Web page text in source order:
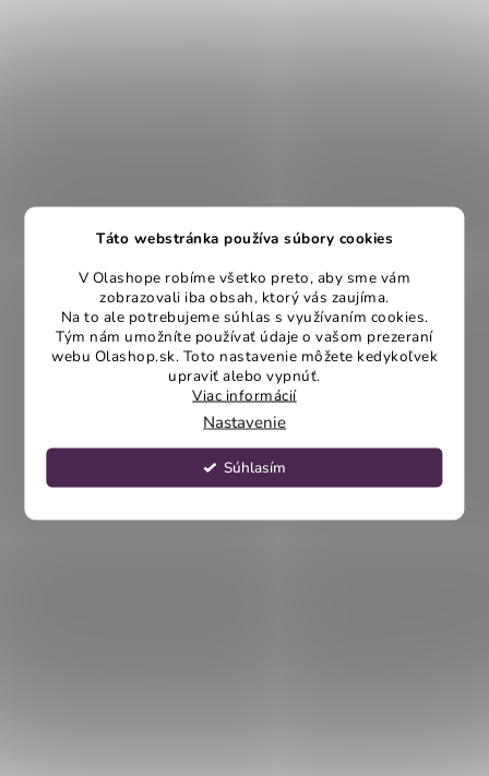
Táto webstránka používa súbory cookies
V Olashope robíme všetko preto, aby sme vám
zobrazovali iba obsah, ktorý vás zaujíma.
Na to ale potrebujeme súhlas s využívaním cookies.
Tým nám umožníte používať údaje o vašom prezeraní
webu Olashop.sk. Toto nastavenie môžete kedykoľvek
upraviť alebo vypnúť.
Viac informácií
Nastavenie
Súhlasím